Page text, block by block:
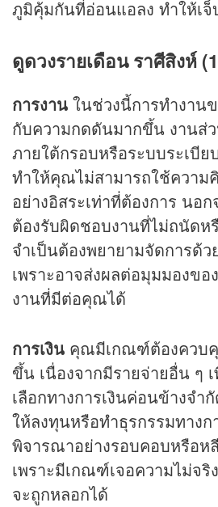
ภูมิคุ้มกันที่อ่อนแอลง ทำให้เจ็
ดูดวงรายเดือน ราศีสิงห์
การงาน ในช่วงนี้การทำงา
กับความกดดันมากขึ้น งานส่
ภายใต้กรอบหรือระบบระเบี
ทำให้คุณไม่สามารถใช้ความ
อย่างอิสระเท่าที่ต้องการ นอ
ต้องรับผิดชอบงานที่ไม่ถนัด
จำเป็นต้องพยายามจัดการด้ว
เพราะอาจส่งผลต่อมุมมองข
งานที่มีต่อคุณได้
การเงิน คุณมีเกณฑ์ต้องควบ
ขึ้น เนื่องจากมีรายจ่ายอื่น ๆ
เลือกทางการเงินค่อนข้างจ
ให้ลงทุนหรือทำธุรกรรมทางก
พิจารณาอย่างรอบคอบหรือห
เพราะมีเกณฑ์เจอความไม่จริ
จะถูกหลอกได้